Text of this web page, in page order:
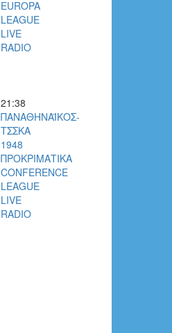
EUROPA
LEAGUE
LIVE
RADIO
21:38
ΠΑΝΑΘΗΝΑΪΚΟΣ-
ΤΣΣΚΑ
1948
ΠΡΟΚΡΙΜΑΤΙΚΑ
CONFERENCE
LEAGUE
LIVE
RADIO